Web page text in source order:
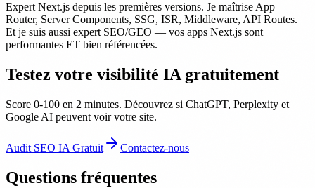
Expert Next.js depuis les premières versions. Je maîtrise App
Router, Server Components, SSG, ISR, Middleware, API Routes.
Et je suis aussi expert SEO/GEO — vos apps Next.js sont
performantes ET bien référencées.
Testez votre visibilité IA gratuitement
Score 0-100 en 2 minutes. Découvrez si ChatGPT, Perplexity et
Google AI peuvent voir votre site.
Audit SEO IA Gratuit Contactez-nous
Questions fréquentes